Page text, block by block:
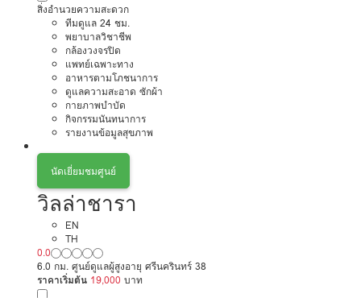
สิ่งอำนวยความสะดวก
ทีมดูแล 24 ชม.
พยาบาลวิชาชีพ
กล้องวงจรปิด
แพทย์เฉพาะทาง
อาหารตามโภชนาการ
ดูแลความสะอาด ซักผ้า
กายภาพบำบัด
กิจกรรมนันทนาการ
รายงานข้อมูลสุขภาพ
นัดเยี่ยมชมศูนย์
วิลล่าชารา
EN
TH
0.0
6.0 กม. ศูนย์ดูแลผู้สูงอายุ ศรีนครินทร์ 38
ราคาเริ่มต้น 19,000 บาท